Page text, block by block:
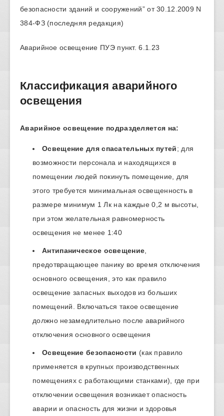
безопасности зданий и сооружений” от 30.12.2009 N
384-ФЗ (последняя редакция)
Аварийное освещение ПУЭ пункт. 6.1.23
Классификация аварийного
освещения
Аварийное освещение подразделяется на:
Освещение для спасательных путей; для
возможности персонала и находящихся в
помещении людей покинуть помещение, для
этого требуется минимальная освещенность в
размере минимум 1 Лк на каждые 0,2 м высоты,
при этом желательная равномерность
освещения не менее 1:40
Антипаническое освещение,
предотвращающее панику во время отключения
основного освещения, это как правило
освещение запасных выходов из больших
помещений. Включаться такое освещение
должно незамедлительно после аварийного
отключения основного освещения
Освещение безопасности (как правило
применяется в крупных производственных
помещениях с работающими станками), где при
отключении освещения возникает опасность
аварии и опасность для жизни и здоровья